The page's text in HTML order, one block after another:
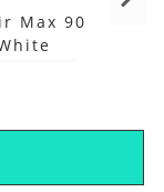
Max 90